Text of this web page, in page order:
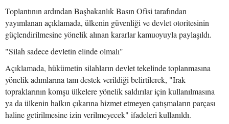
Toplantının ardından Başbakanlık Basın Ofisi tarafından
yayımlanan açıklamada, ülkenin güvenliği ve devlet otoritesinin
güçlendirilmesine yönelik alınan kararlar kamuoyuyla paylaşıldı.
"Silah sadece devletin elinde olmalı"
Açıklamada, hükümetin silahların devlet tekelinde toplanmasına
yönelik adımlarına tam destek verildiği belirtilerek, "Irak
topraklarının komşu ülkelere yönelik saldırılar için kullanılmasına
ya da ülkenin halkın çıkarına hizmet etmeyen çatışmaların parçası
haline getirilmesine izin verilmeyecek" ifadeleri kullanıldı.